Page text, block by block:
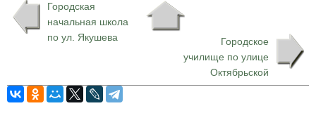
Городская
начальная школа
по ул. Якушева
Городское
училище по улице
Октябрьской